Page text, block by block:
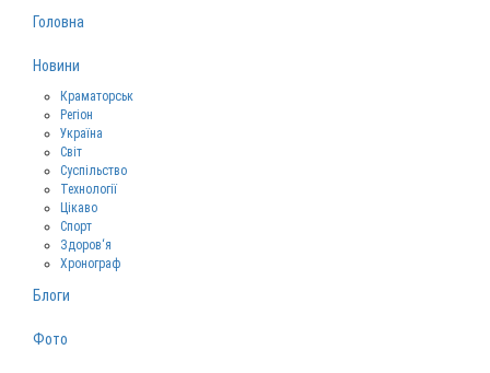
Головна
Новини
Краматорськ
Регіон
Україна
Світ
Суспільство
Технології
Цікаво
Спорт
Здоров‘я
Хронограф
Блоги
Фото